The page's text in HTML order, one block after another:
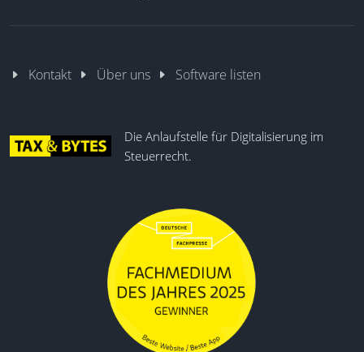
Kontakt Über uns Software listen
Die Anlaufstelle für Digitalisierung im
Steuerrecht.